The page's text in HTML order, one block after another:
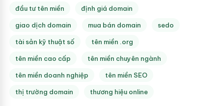
đầu tư tên miền định giá domain
giao dịch domain mua bán domain sedo
tài sản kỹ thuật số tên miền .org
tên miền cao cấp tên miền chuyên ngành
tên miền doanh nghiệp tên miền SEO
thị trường domain thương hiệu online